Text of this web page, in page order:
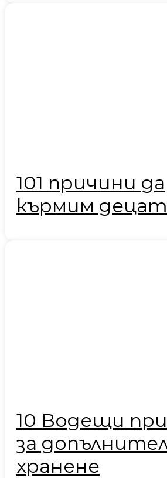
101 причини да
кърмим
10 Водещи
за
хранене